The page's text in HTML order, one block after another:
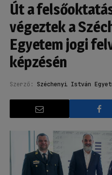
Út a
végeztek a
Egyetem jogi
képzésén
Szerző: Széchenyi István